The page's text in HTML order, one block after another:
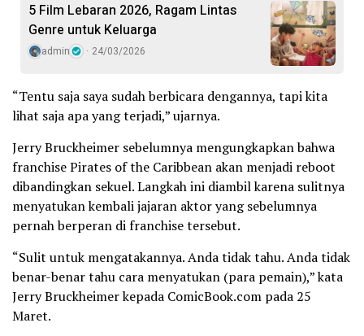
5 Film Lebaran 2026, Ragam Lintas
Genre untuk Keluarga
admin 24/03/2026
“Tentu saja saya sudah berbicara dengannya, tapi kita
lihat saja apa yang terjadi,” ujarnya.
Jerry Bruckheimer sebelumnya mengungkapkan bahwa
franchise Pirates of the Caribbean akan menjadi reboot
dibandingkan sekuel. Langkah ini diambil karena sulitnya
menyatukan kembali jajaran aktor yang sebelumnya
pernah berperan di franchise tersebut.
“Sulit untuk mengatakannya. Anda tidak tahu. Anda tidak
benar-benar tahu cara menyatukan (para pemain),” kata
Jerry Bruckheimer kepada ComicBook.com pada 25
Maret.